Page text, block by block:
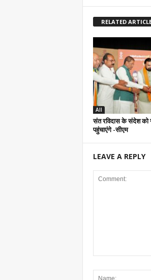
RELATED
All
संत रविदास के संदेश को
पहुंचाएंगे -सीएम
LEAVE A REPLY